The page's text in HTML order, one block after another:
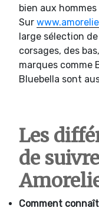
bien aux
Sur
large sélection
corsages, des
marques comme
Bluebella sont
Les
de
Comment